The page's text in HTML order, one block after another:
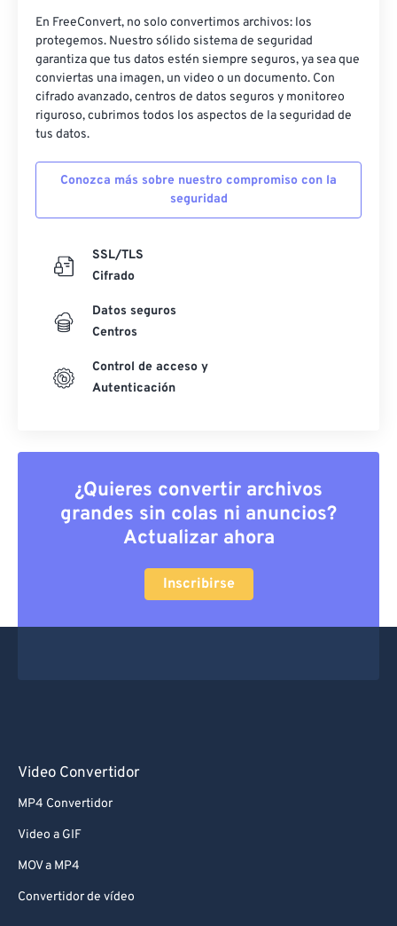
En FreeConvert, no solo convertimos archivos: los
protegemos. Nuestro sólido sistema de seguridad
garantiza que tus datos estén siempre seguros, ya sea que
conviertas una imagen, un video o un documento. Con
cifrado avanzado, centros de datos seguros y monitoreo
riguroso, cubrimos todos los aspectos de la seguridad de
tus datos.
Conozca más sobre nuestro compromiso con la
seguridad
SSL/TLS
Cifrado
Datos seguros
Centros
Control de acceso y
Autenticación
¿Quieres convertir archivos
grandes sin colas ni anuncios?
Actualizar ahora
Inscribirse
Video Convertidor
MP4 Convertidor
Video a GIF
MOV a MP4
Convertidor de vídeo